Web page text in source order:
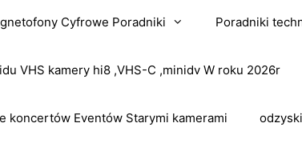
Cyfrowe Poradniki Poradniki
VHS kamery hi8 ,VHS-C ,minidv W roku 2026r
koncertów Eventów Starymi kamerami